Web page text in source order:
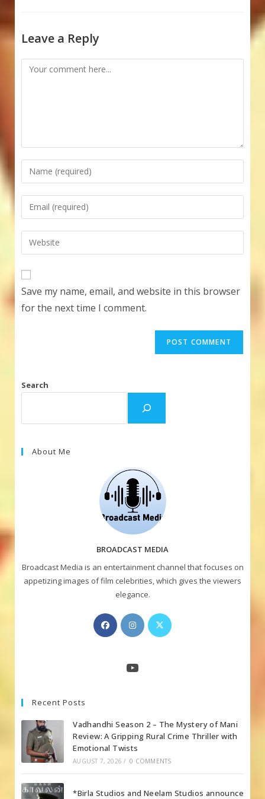
Leave a Reply
Comment
Enter
your
name
comment
Enter
your
email
address
comment
Enter
your
website
URL
(optional)
Save my name, email, and website in this browser
for the next time I comment.
Search
About Me
BROADCAST MEDIA
Broadcast Media is an entertainment channel that focuses on
appetizing images of film celebrities, which gives the viewers
elegance.
Opens
in
new
Opens
in
Opens
YouTube
Recent Posts
Vadhandhi Season 2 – The Mystery of Mani
Review: A Gripping Rural Crime Thriller with
Emotional Twists
AUGUST 7, 2026 / 0 COMMENTS
*Birla Studios and Neelam Studios announce